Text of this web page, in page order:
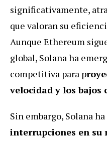
significativamente,
que valoran su
Aunque Ethereum
global, Solana ha
competitiva para p
velocidad y los bajos
Sin embargo, Solana
interrupciones en su